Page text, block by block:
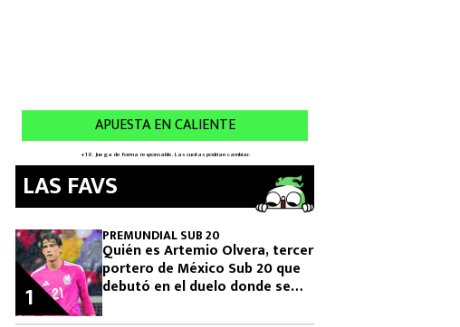
LAS FAVS
PREMUNDIAL SUB 20
Quién es Artemio Olvera, tercer
portero de México Sub 20 que
debutó en el duelo donde se
1